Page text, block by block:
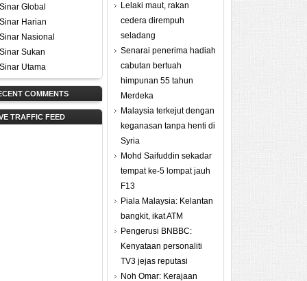
Sinar Global
Sinar Harian
Sinar Nasional
Sinar Sukan
Sinar Utama
COMMENTS
TRAFFIC FEED
Lelaki maut, rakan
cedera dirempuh
seladang
Senarai penerima hadiah
cabutan bertuah
himpunan 55 tahun
Merdeka
Malaysia terkejut dengan
keganasan tanpa henti di
Syria
Mohd Saifuddin sekadar
tempat ke-5 lompat jauh
F13
Piala Malaysia: Kelantan
bangkit, ikat ATM
Pengerusi BNBBC:
Kenyataan personaliti
TV3 jejas reputasi
Noh Omar: Kerajaan